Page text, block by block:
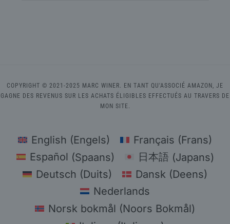
COPYRIGHT © 2021-2025 MARC WINER. EN TANT QU'ASSOCIÉ AMAZON, JE
GAGNE DES REVENUS SUR LES ACHATS ÉLIGIBLES EFFECTUÉS AU TRAVERS DE
MON SITE.
English (Engels) Français (Frans)
Español (Spaans) 日本語 (Japans)
Deutsch (Duits) Dansk (Deens)
Nederlands
Norsk bokmål (Noors Bokmål)